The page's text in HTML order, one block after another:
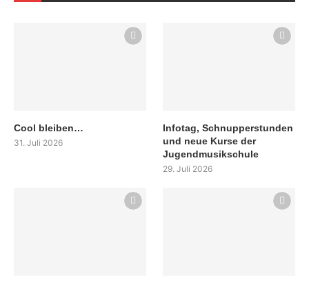
Cool bleiben…
31. Juli 2026
Infotag, Schnupperstunden
und neue Kurse der
Jugendmusikschule
29. Juli 2026